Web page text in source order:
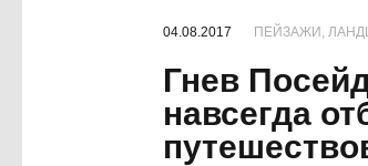
04.08.2017 ПЕЙЗАЖИ,
Гнев
навсегда